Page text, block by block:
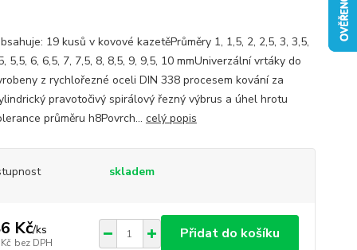
19 kusů v kovové kazetěPrůměry 1, 1,5, 2, 2,5, 3, 3,5,
5,5, 6, 6,5, 7, 7,5, 8, 8,5, 9, 9,5, 10 mmUniverzální vrtáky do
z rychlořezné oceli DIN 338 procesem kování za
pravotočivý spirálový řezný výbrus a úhel hrotu
průměru h8Povrch... celý popis
skladem
Kč/ks
bez DPH
Přidat do košíku